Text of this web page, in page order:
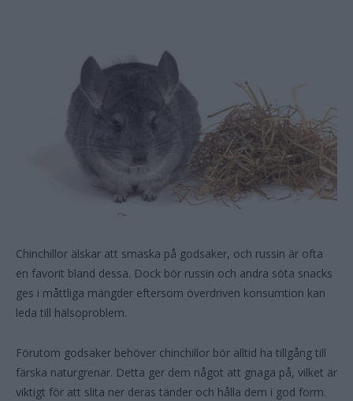
Chinchillor älskar att smaska på godsaker, och russin är ofta
en favorit bland dessa. Dock bör russin och andra söta snacks
ges i måttliga mängder eftersom överdriven konsumtion kan
leda till hälsoproblem.
Förutom godsaker behöver chinchillor bör alltid ha tillgång till
färska naturgrenar. Detta ger dem något att gnaga på, vilket är
viktigt för att slita ner deras tänder och hålla dem i god form.